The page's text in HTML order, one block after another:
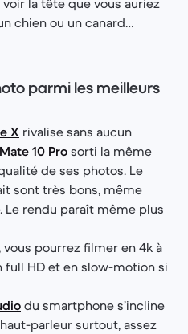
chien ou un canard…
parmi les meilleurs
X rivalise sans aucun
10 Pro sorti la même
de ses photos. Le
sont très bons, même
rendu paraît même plus
pourrez filmer en 4k à
full HD et en slow-motion si
du smartphone s’incline
parleur surtout, assez